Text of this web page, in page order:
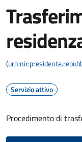
(
Servizio attivo
Procedimento di